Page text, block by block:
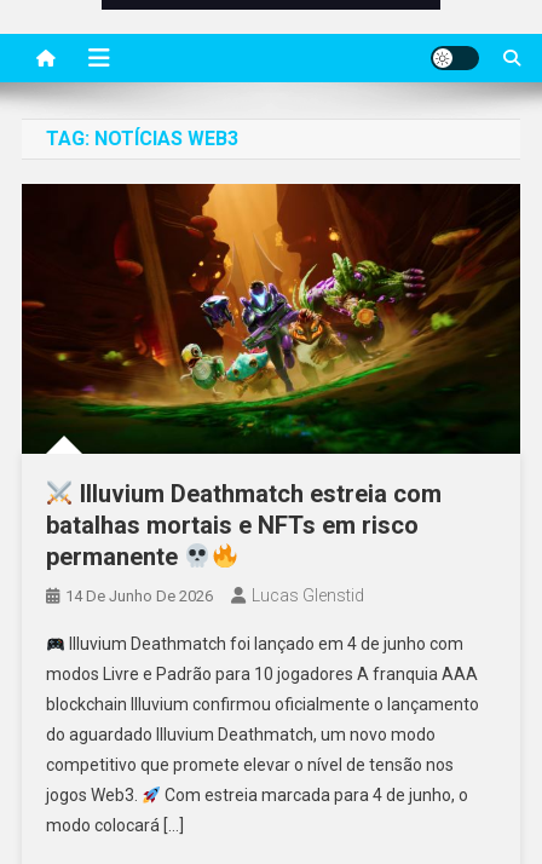
TAG: NOTÍCIAS WEB3
Illuvium Deathmatch estreia com
batalhas mortais e NFTs em risco
permanente
14 De Junho De 2026 Lucas Glenstid
Illuvium Deathmatch foi lançado em 4 de junho com
modos Livre e Padrão para 10 jogadores A franquia AAA
blockchain Illuvium confirmou oficialmente o lançamento
do aguardado Illuvium Deathmatch, um novo modo
competitivo que promete elevar o nível de tensão nos
jogos Web3.
Com estreia marcada para 4 de junho, o
modo colocará […]